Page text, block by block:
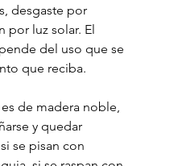
desgaste por
por luz solar. El
del uso que se
que reciba.
de madera noble,
y quedar
se pisan con